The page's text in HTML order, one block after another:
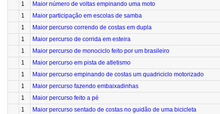
1
Maior número de voltas empinando uma moto
1
Maior participação em escolas de samba
1
Maior percurso correndo de costas em dupla
1
Maior percurso de corrida em esteira
1
Maior percurso de monociclo feito por um brasileiro
1
Maior percurso em pista de atletismo
1
Maior percurso empinando de costas um quadriciclo motorizado
1
Maior percurso fazendo embaixadinhas
1
Maior percurso feito a pé
1
Maior percurso sentado de costas no guidão de uma bicicleta